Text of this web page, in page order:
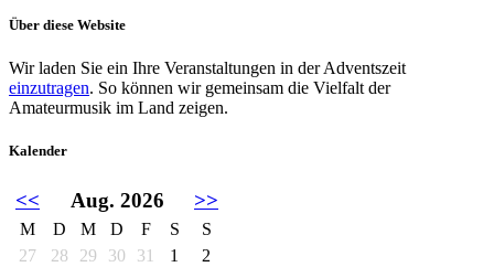
Über diese Website
Wir laden Sie ein Ihre Veranstaltungen in der Adventszeit
einzutragen. So können wir gemeinsam die Vielfalt der
Amateurmusik im Land zeigen.
Kalender
<< Aug. 2026 >>
M D M D F S
S
27
28 29 30 31 1
2